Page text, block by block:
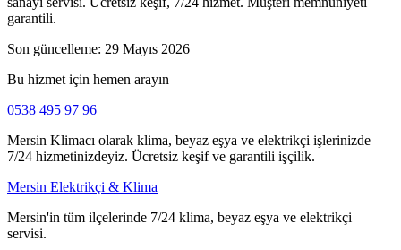
garantili.
Son güncelleme: 29 Mayıs 2026
Bu hizmet için hemen arayın
0538 495 97 96
Mersin Klimacı olarak klima, beyaz eşya ve elektrikçi işlerinizde
7/24 hizmetinizdeyiz. Ücretsiz keşif ve garantili işçilik.
Mersin Elektrikçi & Klima
Mersin'in tüm ilçelerinde 7/24 klima, beyaz eşya ve elektrikçi
servisi.